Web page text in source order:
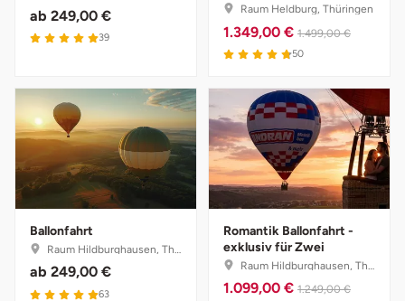
ab 249,00 €
39
Raum Heldburg, Thüringen
1.349,00 € 1.499,00 €
50
Ballonfahrt
Raum Hildburghausen, Thüringen
ab 249,00 €
63
Romantik Ballonfahrt -
exklusiv für Zwei
Raum Hildburghausen, Thüringen
1.099,00 € 1.249,00 €